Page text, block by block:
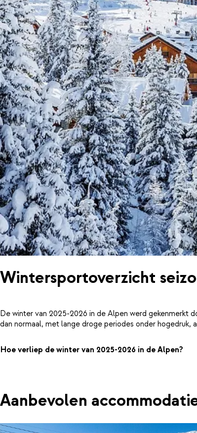
Wintersportoverzicht
De winter van 2025-2026 in de Alpen werd gekenmerkt
dan normaal, met lange droge periodes onder hogedruk,
Hoe verliep de winter van 2025-2026 in de Alpen?
Aanbevolen